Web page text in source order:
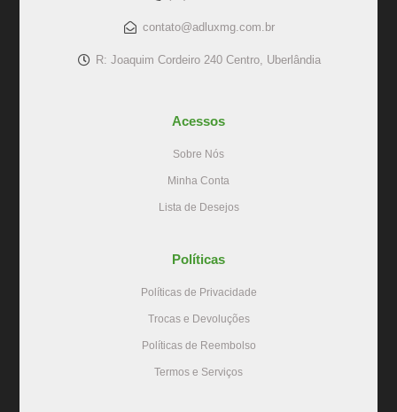
contato@adluxmg.com.br
R: Joaquim Cordeiro 240 Centro, Uberlândia
Acessos
Sobre Nós
Minha Conta
Lista de Desejos
Políticas
Políticas de Privacidade
Trocas e Devoluções
Políticas de Reembolso
Termos e Serviços